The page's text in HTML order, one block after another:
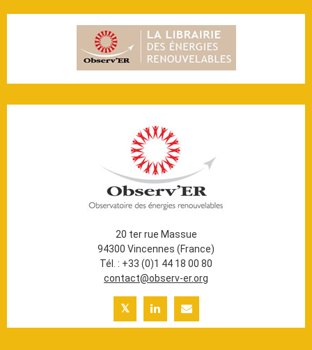
20 ter rue Massue
94300 Vincennes (France)
Tél. : +33 (0)1 44 18 00 80
contact@observ-er.org